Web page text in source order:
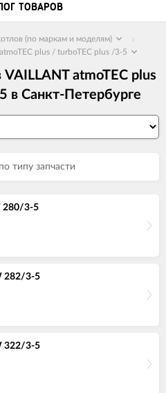
ТОВАРОВ
(по маркам и моделям)
plus / turboTEC plus /3-5
atmoTEC plus
в Санкт-Петербурге
типу запчасти
280/3-5
282/3-5
322/3-5